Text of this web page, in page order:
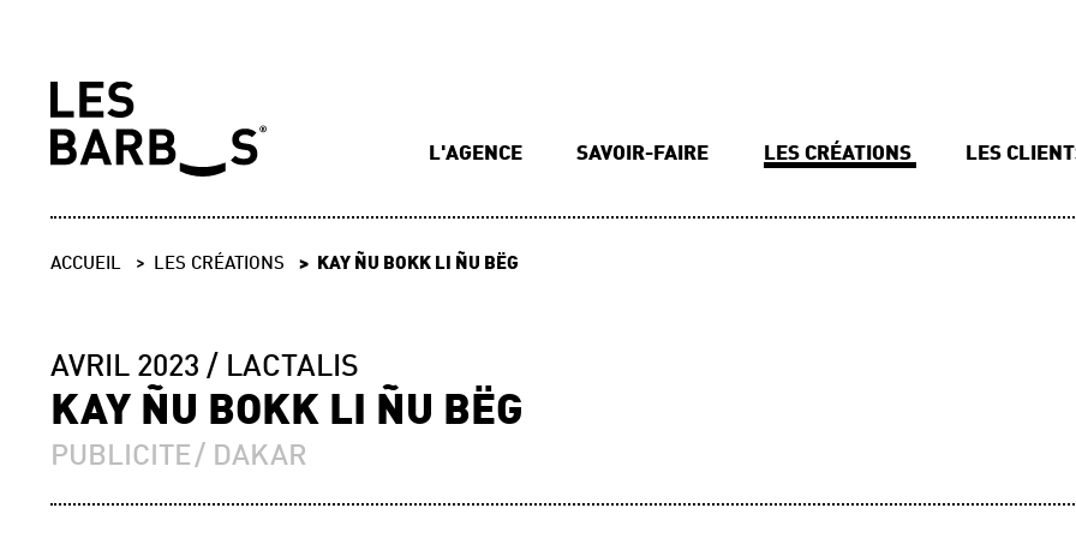
L'AGENCE SAVOIR-FAIRE LES CRÉATIONS LES
ACCUEIL LES CRÉATIONS KAY ÑU BOKK LI ÑU BËG
AVRIL 2023 LACTALIS
KAY ÑU BOKK LI ÑU BËG
PUBLICITE DAKAR